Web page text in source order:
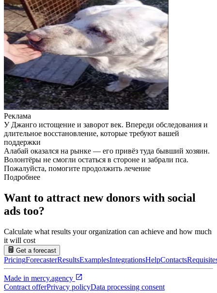
Реклама
У Джанго истощение и заворот век. Впереди обследования и
длительное восстановление, которые требуют вашей
поддержки
Алабай оказался на рынке — его привёз туда бывший хозяин.
Волонтёры не смогли остаться в стороне и забрали пса.
Пожалуйста, помогите продолжить лечение
Подробнее
Want to attract new donors with social
ads too?
Calculate what results your organization can achieve and how much
it will cost
Get a forecast
PricingForecasterResultsExamplesIntegrationsHelpContacts
Made in mercy.agency
Contract offerPrivacy policyData processing consent